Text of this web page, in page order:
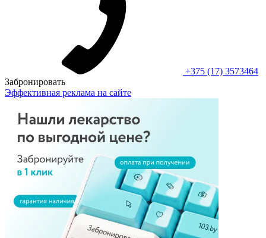
+375 (17) 3573464
Забронировать
Эффективная реклама на сайте